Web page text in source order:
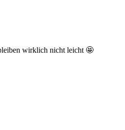
wirklich nicht leicht 🤩